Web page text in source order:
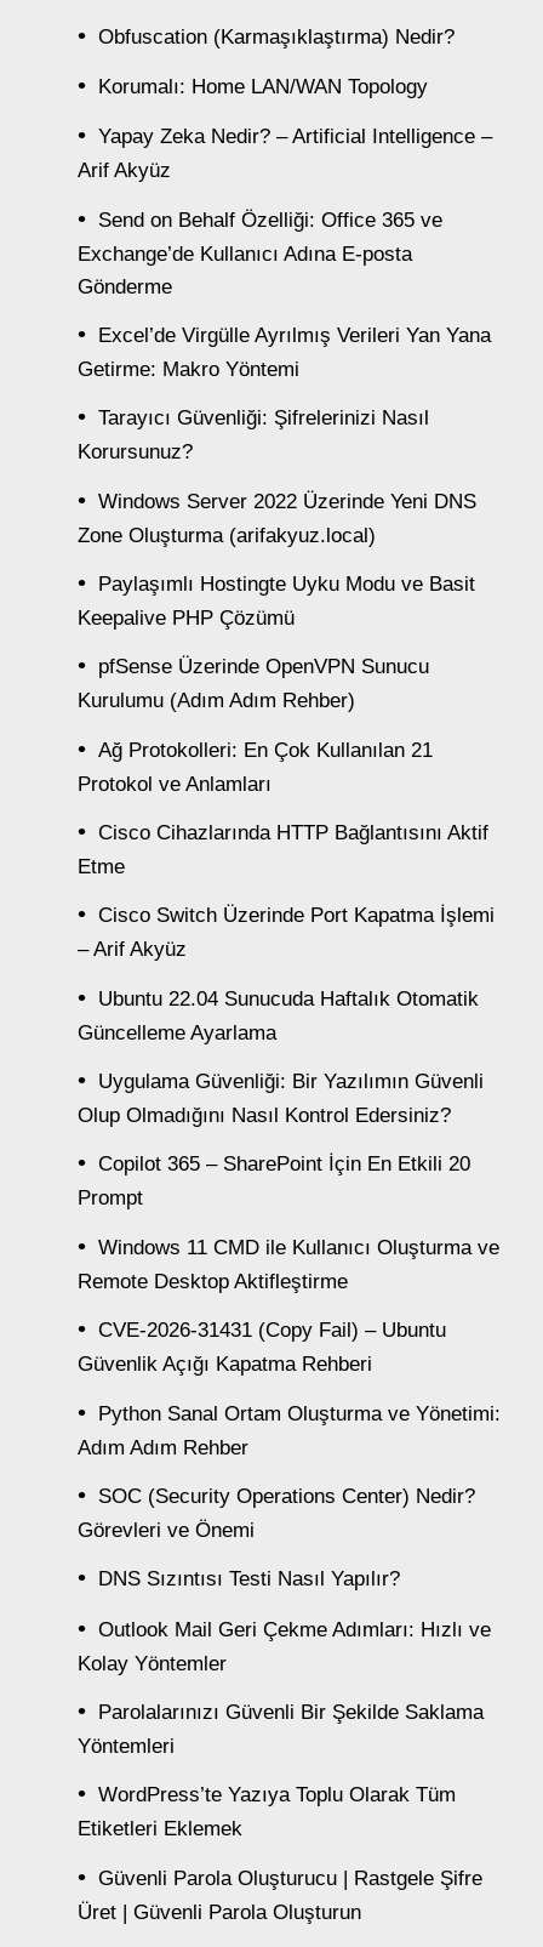
Obfuscation (Karmaşıklaştırma) Nedir?
Korumalı: Home LAN/WAN Topology
Yapay Zeka Nedir? – Artificial Intelligence –
Arif Akyüz
Send on Behalf Özelliği: Office 365 ve
Exchange’de Kullanıcı Adına E-posta
Gönderme
Excel’de Virgülle Ayrılmış Verileri Yan Yana
Getirme: Makro Yöntemi
Tarayıcı Güvenliği: Şifrelerinizi Nasıl
Korursunuz?
Windows Server 2022 Üzerinde Yeni DNS
Zone Oluşturma (arifakyuz.local)
Paylaşımlı Hostingte Uyku Modu ve Basit
Keepalive PHP Çözümü
pfSense Üzerinde OpenVPN Sunucu
Kurulumu (Adım Adım Rehber)
Ağ Protokolleri: En Çok Kullanılan 21
Protokol ve Anlamları
Cisco Cihazlarında HTTP Bağlantısını Aktif
Etme
Cisco Switch Üzerinde Port Kapatma İşlemi
– Arif Akyüz
Ubuntu 22.04 Sunucuda Haftalık Otomatik
Güncelleme Ayarlama
Uygulama Güvenliği: Bir Yazılımın Güvenli
Olup Olmadığını Nasıl Kontrol Edersiniz?
Copilot 365 – SharePoint İçin En Etkili 20
Prompt
Windows 11 CMD ile Kullanıcı Oluşturma ve
Remote Desktop Aktifleştirme
CVE-2026-31431 (Copy Fail) – Ubuntu
Güvenlik Açığı Kapatma Rehberi
Python Sanal Ortam Oluşturma ve Yönetimi:
Adım Adım Rehber
SOC (Security Operations Center) Nedir?
Görevleri ve Önemi
DNS Sızıntısı Testi Nasıl Yapılır?
Outlook Mail Geri Çekme Adımları: Hızlı ve
Kolay Yöntemler
Parolalarınızı Güvenli Bir Şekilde Saklama
Yöntemleri
WordPress’te Yazıya Toplu Olarak Tüm
Etiketleri Eklemek
Güvenli Parola Oluşturucu | Rastgele Şifre
Üret | Güvenli Parola Oluşturun